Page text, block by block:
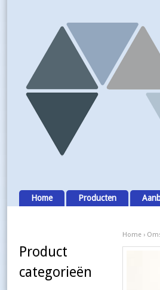
Home Producten
Home›
Product
categorieën